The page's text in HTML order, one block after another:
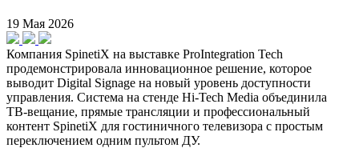
19 Мая 2026
Компания SpinetiX на выставке ProIntegration Tech
продемонстрировала инновационное решение, которое
выводит Digital Signage на новый уровень доступности
управления. Система на стенде Hi-Tech Media объединила
ТВ‑вещание, прямые трансляции и профессиональный
контент SpinetiX для гостиничного телевизора с простым
переключением одним пультом ДУ.